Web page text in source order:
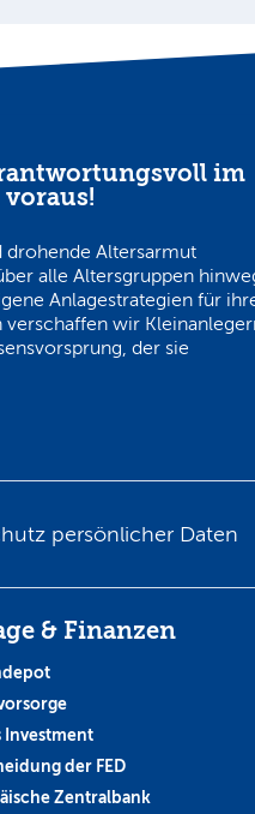
im
drohende Altersarmut
alle Altersgruppen
Anlagestrategien für
wir
der sie
persönlicher Daten
& Finanzen
Investment
der FED
Zentralbank